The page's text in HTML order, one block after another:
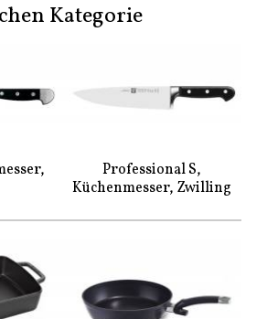
Kategorie
Professional S,
Küchenmesser, Zwilling